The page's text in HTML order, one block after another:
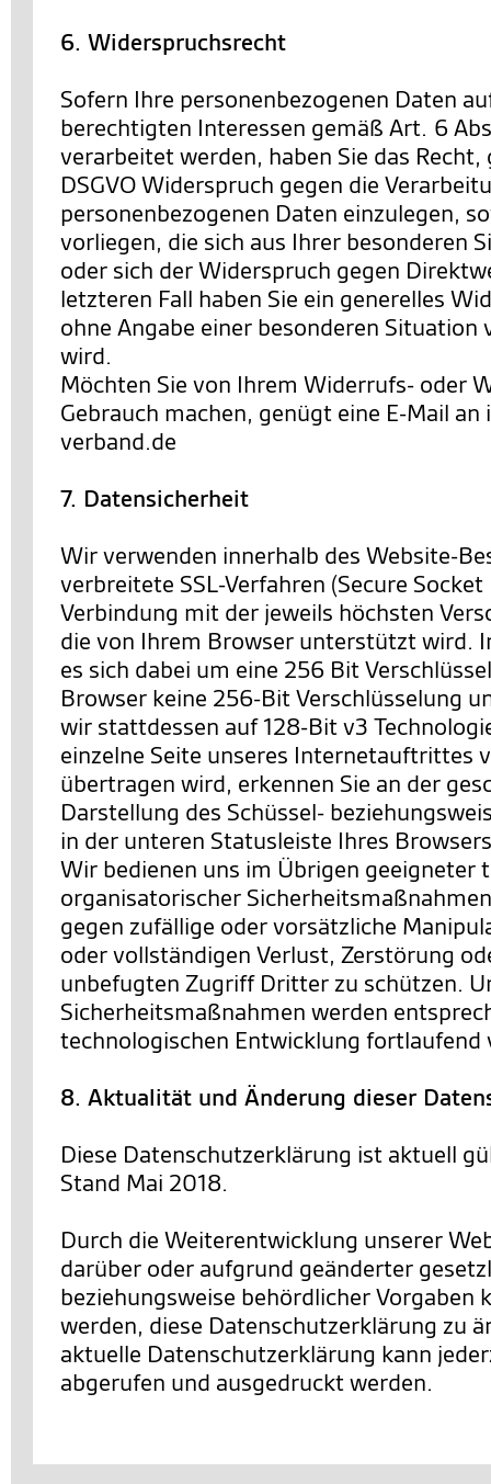
6. Widerspruchsrecht
Sofern Ihre personenbezogenen Daten
berechtigten Interessen gemäß Art. 6
verarbeitet werden, haben Sie das Recht,
DSGVO Widerspruch gegen die
personenbezogenen Daten einzulegen,
vorliegen, die sich aus Ihrer besonderen
oder sich der Widerspruch gegen
letzteren Fall haben Sie ein generelles
ohne Angabe einer besonderen Situation
wird.
Möchten Sie von Ihrem Widerrufs- oder
Gebrauch machen, genügt eine E-Mail an
verband.de
7. Datensicherheit
Wir verwenden innerhalb des Website-
verbreitete SSL-Verfahren (Secure Socket
Verbindung mit der jeweils höchsten
die von Ihrem Browser unterstützt wird.
es sich dabei um eine 256 Bit
Browser keine 256-Bit Verschlüsselung
wir stattdessen auf 128-Bit v3
einzelne Seite unseres Internetauftrittes
übertragen wird, erkennen Sie an der
Darstellung des Schüssel-
in der unteren Statusleiste Ihres
Wir bedienen uns im Übrigen geeigneter
organisatorischer
gegen zufällige oder vorsätzliche
oder vollständigen Verlust, Zerstörung
unbefugten Zugriff Dritter zu schützen.
Sicherheitsmaßnahmen werden
technologischen Entwicklung fortlaufend
8. Aktualität und Änderung dieser
Diese Datenschutzerklärung ist aktuell
Stand Mai 2018.
Durch die Weiterentwicklung unserer
darüber oder aufgrund geänderter
beziehungsweise behördlicher Vorgaben
werden, diese Datenschutzerklärung zu
aktuelle Datenschutzerklärung kann
abgerufen und ausgedruckt werden.